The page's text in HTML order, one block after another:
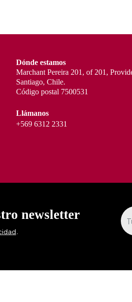
Dónde estamos
Marchant Pereira 201, of 201,
Santiago, Chile.
Código postal 7500531
Llámanos
+569 6312 2331
newsletter
.